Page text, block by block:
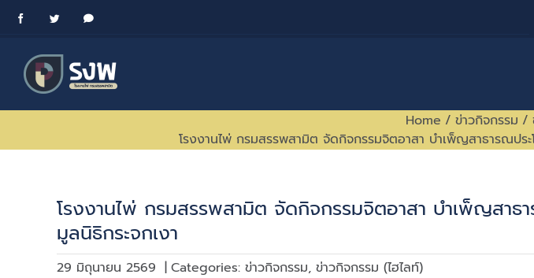
Skip
FacebookTwitter Messenger
Home / ข่าวกิจกรรม /
โรงงานไพ่ กรมสรรพสามิต จัดกิจกรรมจิตอาสา บำเพ็ญสาธารณปร
โรงงานไพ่ กรมสรรพสามิต จัดกิจกรรมจิตอาสา บำเพ็ญสา
มูลนิธิกระจกเงา
29 มิถุนายน 2569 | Categories: ข่าวกิจกรรม, ข่าวกิจกรรม (ไฮไลท์)